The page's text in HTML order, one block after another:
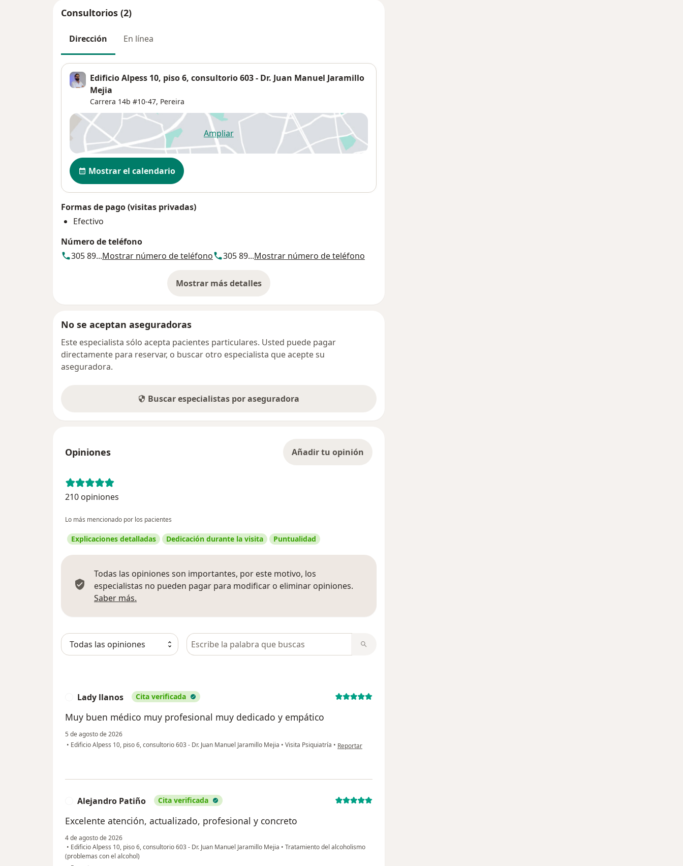
Consultorios (2)
Dirección En línea
Edificio Alpess 10, piso 6, consultorio 603 - Dr. Juan Manuel Jaramillo
Mejia
Carrera 14b #10-47, Pereira
Ampliarse abre en una nueva pestaña
Disponibilidad
Mostrar el calendario
Formas de pago (visitas privadas)
Efectivo
Número de teléfono
305 89...Mostrar número de teléfono 305 89...Mostrar número de teléfono
Mostrar más detalles
sobre la dirección
No se aceptan aseguradoras
Este especialista sólo acepta pacientes particulares. Usted puede pagar
directamente para reservar, o buscar otro especialista que acepte su
aseguradora.
Buscar especialistas por aseguradora
Opiniones Añadir tu opinión
210 opiniones
Lo más mencionado por los pacientes
Explicaciones detalladas Dedicación durante la visita Puntualidad
Todas las opiniones son importantes, por este motivo, los
especialistas no pueden pagar para modificar o eliminar opiniones.
Saber más.
Busca en opiniones
Lady llanos Cita verificada
Muy buen médico muy profesional muy dedicado y empático
5 de agosto de 2026
• Edificio Alpess 10, piso 6, consultorio 603 - Dr. Juan Manuel Jaramillo Mejia • Visita Psiquiatría • en opinión del usuario Lady llanos
Reportar
Alejandro Patiño Cita verificada
Excelente atención, actualizado, profesional y concreto
4 de agosto de 2026
• Edificio Alpess 10, piso 6, consultorio 603 - Dr. Juan Manuel Jaramillo Mejia • Tratamiento del alcoholismo
(problemas con el alcohol)